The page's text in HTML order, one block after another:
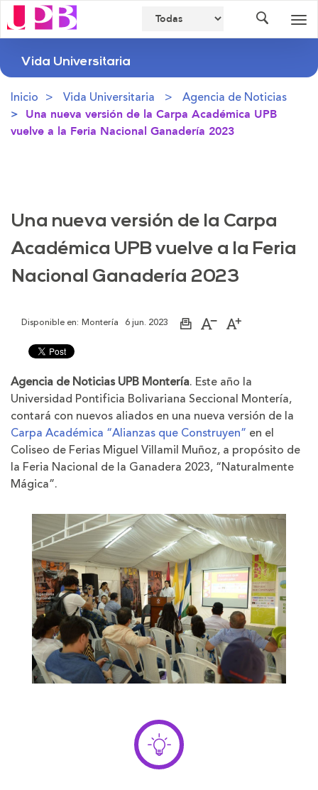
Vida Universitaria
Inicio Vida Universitaria Agencia de Noticias
Una nueva versión de la Carpa Académica UPB
vuelve a la Feria Nacional Ganadería 2023
Una nueva versión de la Carpa
Académica UPB vuelve a la Feria
Nacional Ganadería 2023
Disponible en: Montería 6 jun. 2023
ImprimirAumentar
letra
Disminuir
letra
Agencia de Noticias UPB Montería. Este año la
Universidad Pontificia Bolivariana Seccional Montería,
contará con nuevos aliados en una nueva versión de la
Carpa Académica “Alianzas que Construyen” en el
Coliseo de Ferias Miguel Villamil Muñoz, a propósito de
la Feria Nacional de la Ganadera 2023, “Naturalmente
Mágica”.